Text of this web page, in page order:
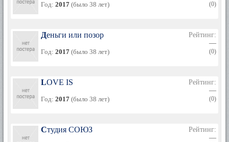
Год: 2017 (было 38 лет) (0)
Деньги или позор
Год: 2017 (было 38 лет)
Рейтинг:
—
(0)
LOVE IS
Год: 2017 (было 38 лет)
Рейтинг:
—
(0)
Студия СОЮЗ
Рейтинг:
—